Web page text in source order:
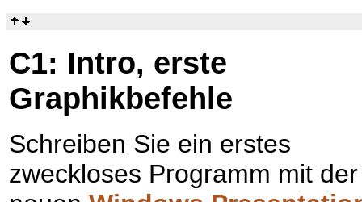
C1: Intro, erste
Graphikbefehle
Schreiben Sie ein erstes
zweckloses Programm mit der